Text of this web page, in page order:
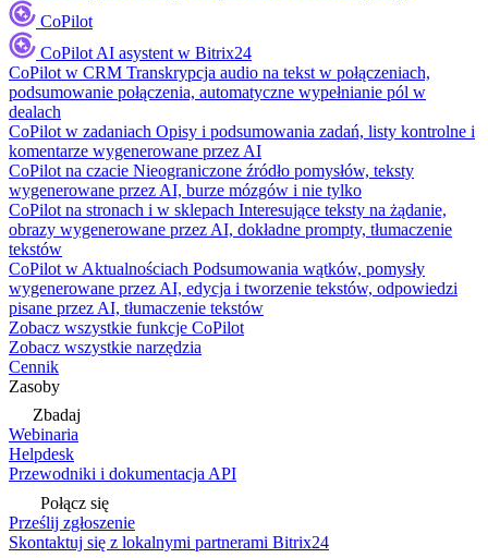
CoPilot
CoPilot AI asystent w Bitrix24
CoPilot w CRM Transkrypcja audio na tekst w połączeniach,
podsumowanie połączenia, automatyczne wypełnianie pól w
dealach
CoPilot w zadaniach Opisy i podsumowania zadań, listy kontrolne i
komentarze wygenerowane przez AI
CoPilot na czacie Nieograniczone źródło pomysłów, teksty
wygenerowane przez AI, burze mózgów i nie tylko
CoPilot na stronach i w sklepach Interesujące teksty na żądanie,
obrazy wygenerowane przez AI, dokładne prompty, tłumaczenie
tekstów
CoPilot w Aktualnościach Podsumowania wątków, pomysły
wygenerowane przez AI, edycja i tworzenie tekstów, odpowiedzi
pisane przez AI, tłumaczenie tekstów
Zobacz wszystkie funkcje CoPilot
Zobacz wszystkie narzędzia
Cennik
Zasoby
Zbadaj
Webinaria
Helpdesk
Przewodniki i dokumentacja API
Połącz się
Prześlij zgłoszenie
Skontaktuj się z lokalnymi partnerami Bitrix24